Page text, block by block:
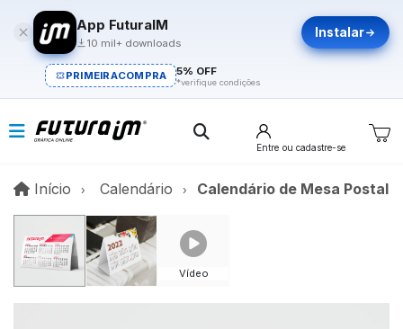
App FuturaIM
10 mil+ downloads
Instalar
PRIMEIRACOMPRA 5% OFF
*verifique condições
Entre ou cadastre-se
Início InícioCalendário Calendário de Mesa Postal
Vídeo